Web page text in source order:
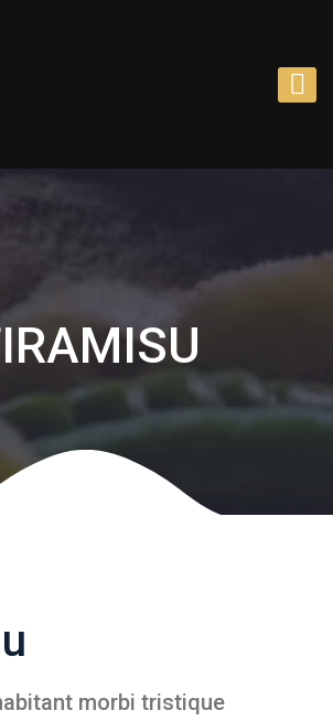
morbi tristique